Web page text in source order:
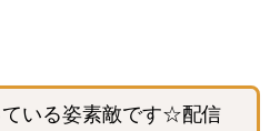
いる姿素敵です☆配信